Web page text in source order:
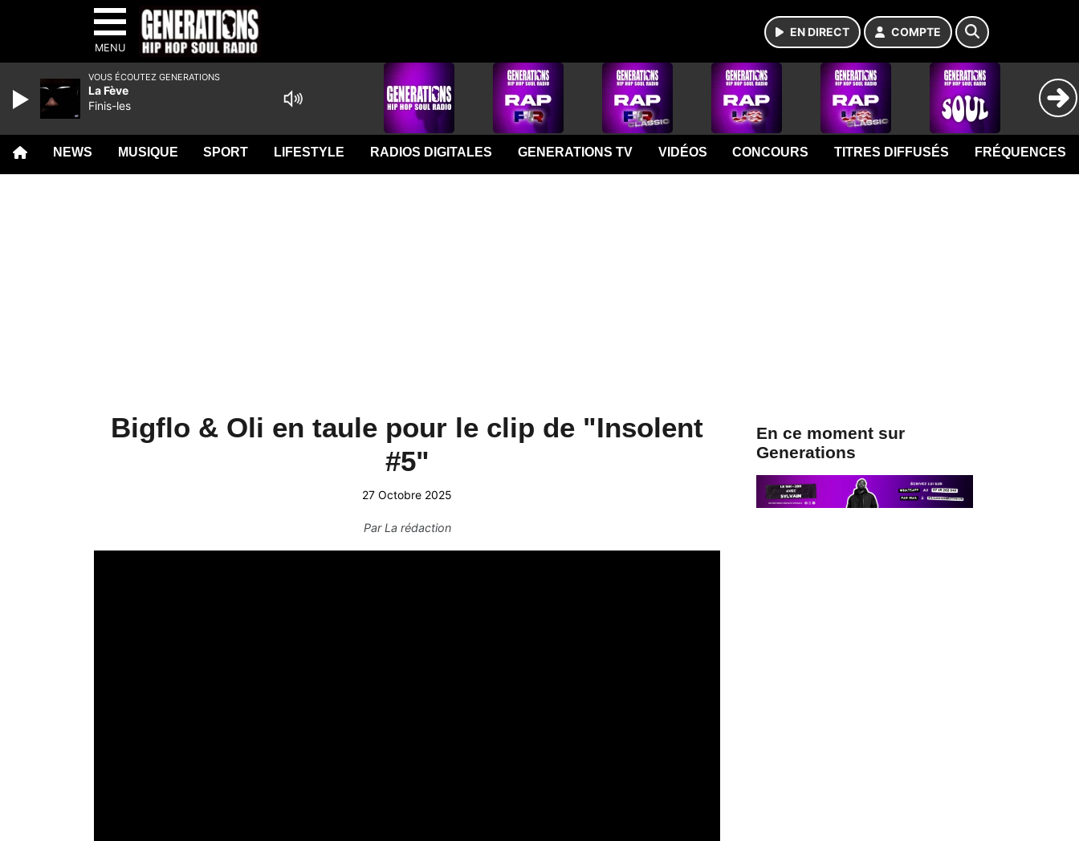
MENU
EN DIRECT COMPTE
NEWS MUSIQUE SPORT LIFESTYLE RADIOS DIGITALES GENERATIONS TV VIDÉOS CONCOURS TITRES DIFFUSÉS FRÉQUENCES
Bigflo & Oli en taule pour le clip de "Insolent
#5"
27 Octobre 2025
ParLa rédaction
En ce moment sur
Generations
VOUS ÉCOUTEZ GENERATIONS
La Fève
Finis-les